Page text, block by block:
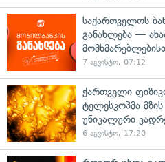
საქართველოს
განახლება —
7 აგვისტო, 07:12
ქართველი
ტელესკოპმა
უნიკალური
6 აგვისტო, 17:20